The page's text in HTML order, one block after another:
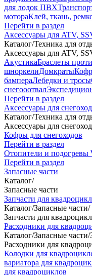
для лодок ПВХ
мотораКлей, ткань,
Перейти в раздел
Аксессуары для ATV,
Каталог/Техника для
Аксессуары для ATV,
АкустикаБраслеты
шноркелиДомкраты
бампераЛебедки и тросы
снегооотвал
Перейти в раздел
Аксессуары для
Каталог/Техника для
Аксессуары для
Кофры для снегоходов
Перейти в раздел
Отопители и подогревы
Перейти в раздел
Запасные части
Каталог/
Запасные части
Запчасти для
Каталог/Запасные части/
Запчасти для
Расходники для
Каталог/Запасные части/
Расходники для
Колодки для
вариатора для
для квадроциклов